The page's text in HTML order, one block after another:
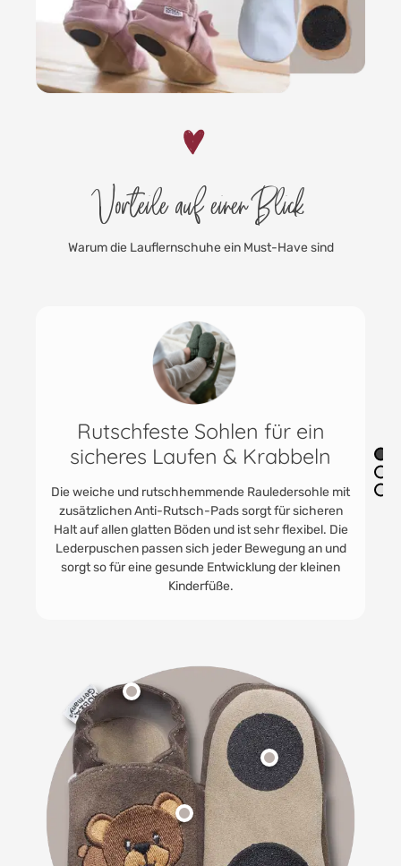
Vorteile auf einen Blick
Warum die Lauflernschuhe ein Must-Have sind
Vielfältig im Innenbereich
einsetzbar
Die praktischen Jungen und Mädchenschuhe finden
immer Anwendung. In der Kita als Kitaschuhe oder
Babyturnschuhe. HOBEA Lederpuschen werden
gerne getragen. Für Unterwegs zu Oma und Opa und
zum Toben im eigenen Kinder - und Babyzimmer.